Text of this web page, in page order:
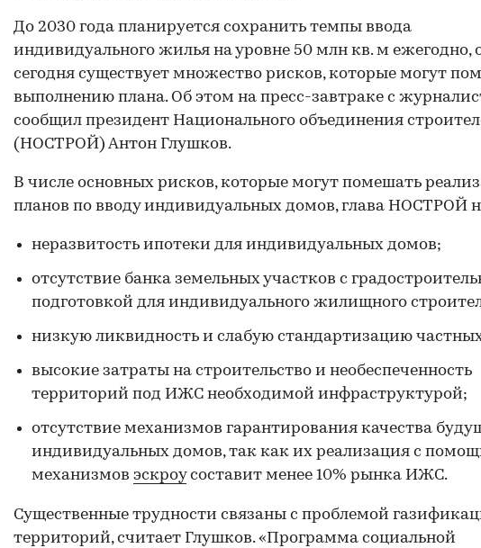
До 2030 года планируется сохранить темпы ввода
индивидуального жилья на уровне 50 млн кв. м ежегодно,
сегодня существует множество рисков, которые могут
выполнению плана. Об этом на пресс-завтраке с
сообщил президент Национального объединения
(НОСТРОЙ) Антон Глушков.
В числе основных рисков, которые могут помешать
планов по вводу индивидуальных домов, глава НОСТРОЙ
неразвитость ипотеки для индивидуальных домов;
отсутствие банка земельных участков с
подготовкой для индивидуального жилищного
низкую ликвидность и слабую стандартизацию
высокие затраты на строительство и необеспеченность
территорий под ИЖС необходимой инфраструктурой;
отсутствие механизмов гарантирования качества
индивидуальных домов, так как их реализация с
механизмов эскроусоставит менее 10% рынка ИЖС.
Существенные трудности связаны с проблемой
территорий, считает Глушков. «Программа социальной